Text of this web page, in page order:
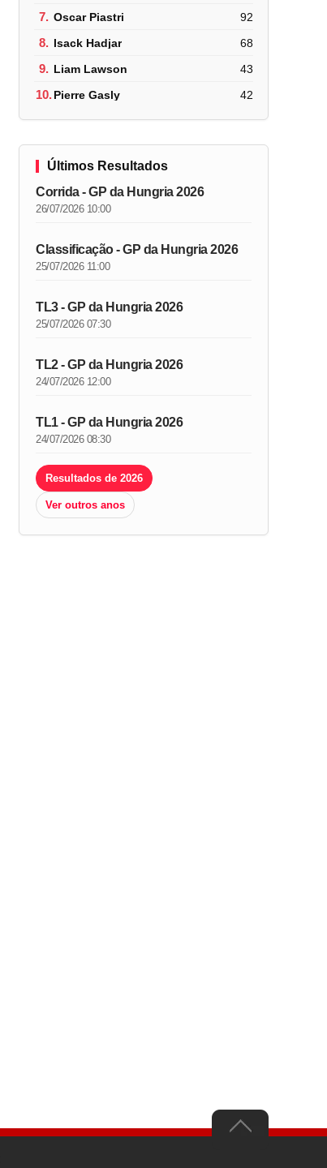
7. Oscar Piastri 92
8. Isack Hadjar 68
9. Liam Lawson 43
10.Pierre Gasly 42
Últimos Resultados
Corrida - GP da Hungria 2026
26/07/2026 10:00
Classificação - GP da Hungria 2026
25/07/2026 11:00
TL3 - GP da Hungria 2026
25/07/2026 07:30
TL2 - GP da Hungria 2026
24/07/2026 12:00
TL1 - GP da Hungria 2026
24/07/2026 08:30
Resultados de 2026
Ver outros anos